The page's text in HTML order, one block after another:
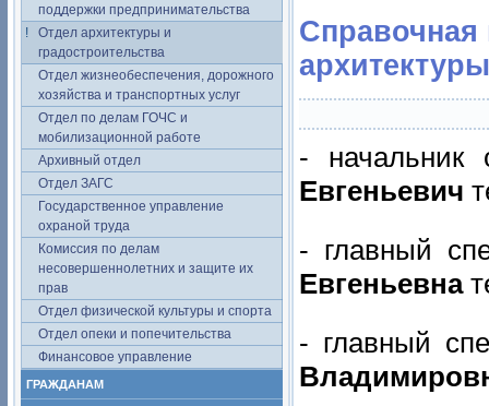
поддержки предпринимательства
Отдел архитектуры и
градостроительства
Отдел жизнеобеспечения, дорожного
хозяйства и транспортных услуг
Отдел по делам ГОЧС и
мобилизационной работе
Архивный отдел
Отдел ЗАГС
Государственное управление
охраной труда
Комиссия по делам
несовершеннолетних и защите их
прав
Отдел физической культуры и спорта
Отдел опеки и попечительства
Финансовое управление
ГРАЖДАНАМ
- начальник
Евгеньевич
- главный
Евгеньевна
- главный